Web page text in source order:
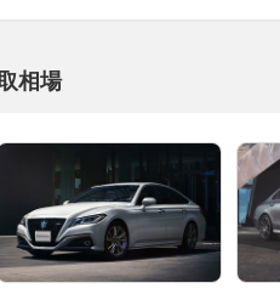
相場